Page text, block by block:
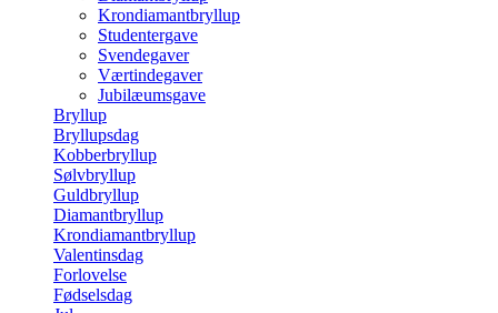
Krondiamantbryllup
Studentergave
Svendegaver
Værtindegaver
Jubilæumsgave
Bryllup
Bryllupsdag
Kobberbryllup
Sølvbryllup
Guldbryllup
Diamantbryllup
Krondiamantbryllup
Valentinsdag
Forlovelse
Fødselsdag